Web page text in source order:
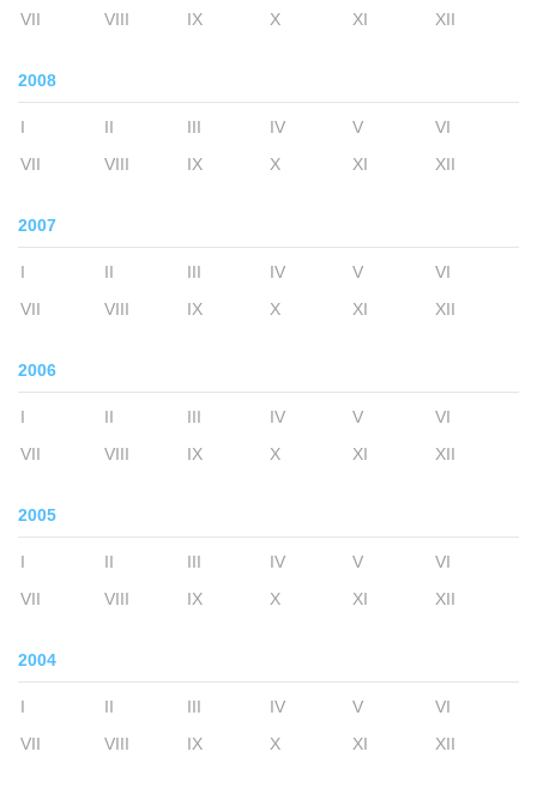
VII
VIII IX X XI XII
2008
I II III IV V
VI
VII
VIII IX X XI XII
2007
I II III IV V
VI
VII
VIII IX X XI XII
2006
I II III IV V
VI
VII
VIII IX X XI XII
2005
I II III IV V
VI
VII
VIII IX X XI XII
2004
I II III IV V
VI
VII
VIII IX X XI XII